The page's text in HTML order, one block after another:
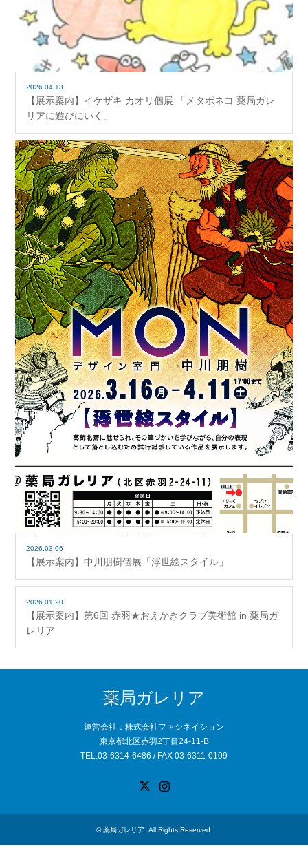
2026.04.13
【展示案内】イケザキ カオリ個展 「メタポネコ 薬局ガレ
リアに遊びにいく」
2026.03.06
【展示案内】中川朋樹個展「浮世絵スタイル」
2026.01.20
【展示案内】第6回 赤羽★おえかきクラブ美術館 in 薬局ガ
レリア
薬局ガレリア
運営会社：株式会社ファシネイション
東京都北区赤羽2丁目24-11-B
TEL:03-6314-6486 / FAX 03-6311-0109
©薬局ガレリア. All Rights Reserved.